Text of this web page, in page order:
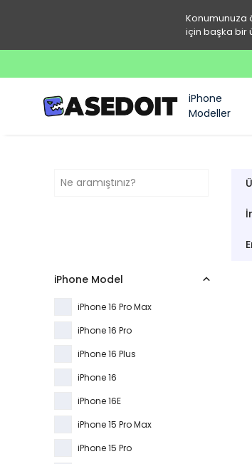
Konumunuza
için başka bir
iPhone
Modeller
iPhone Model
iPhone 16 Pro Max
iPhone 16 Pro
iPhone 16 Plus
iPhone 16
iPhone 16E
iPhone 15 Pro Max
iPhone 15 Pro